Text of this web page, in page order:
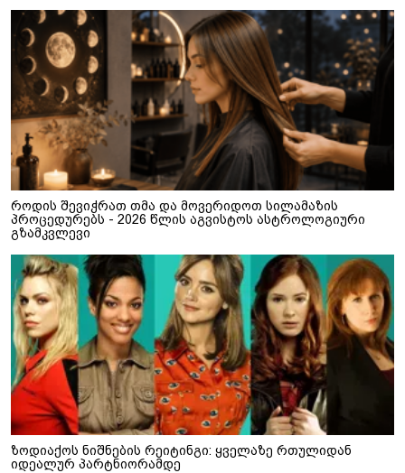
როდის შევიჭრათ თმა და მოვერიდოთ სილამაზის
პროცედურებს - 2026 წლის აგვისტოს ასტროლოგიური
გზამკვლევი
ზოდიაქოს ნიშნების რეიტინგი: ყველაზე რთულიდან
იდეალურ პარტნიორამდე